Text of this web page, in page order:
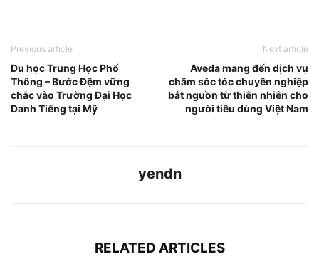
Previous article
Du học Trung Học Phổ
Thông – Bước Đệm vững
chắc vào Trường Đại Học
Danh Tiếng tại Mỹ
Next article
Aveda mang đến dịch vụ
chăm sóc tóc chuyên nghiệp
bắt nguồn từ thiên nhiên cho
người tiêu dùng Việt Nam
yendn
RELATED ARTICLES